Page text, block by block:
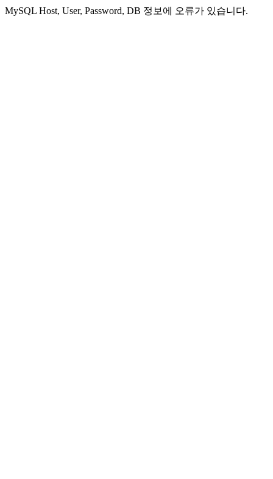
MySQL Host, User, Password, DB 정보에 오류가 있습니다.